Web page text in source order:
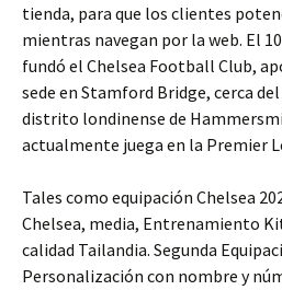
tienda, para que los clientes
mientras navegan por la web. El
fundó el Chelsea Football Club,
sede en Stamford Bridge, cerca
distrito londinense de
actualmente juega en la Premier
Tales como equipación Chelsea
Chelsea, media, Entrenamiento
calidad Tailandia. Segunda
Personalización con nombre y